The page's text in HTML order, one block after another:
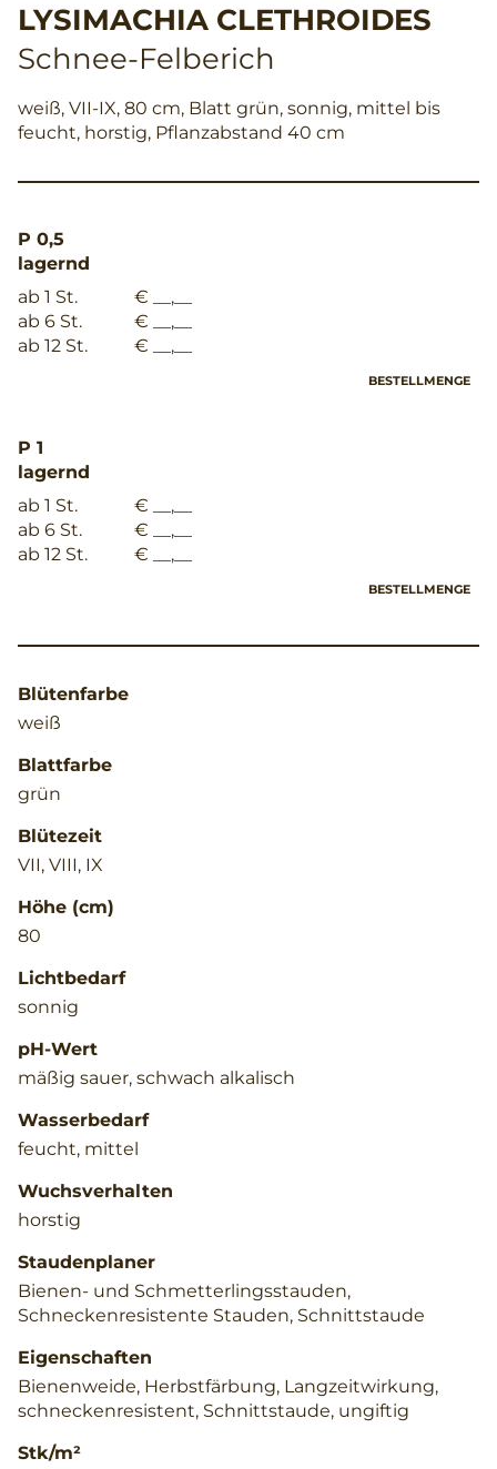
LYSIMACHIA CLETHROIDES
Schnee-Felberich
weiß, VII-IX, 80 cm, Blatt grün, sonnig, mittel bis
feucht, horstig, Pflanzabstand 40 cm
P 0,5
lagernd
ab 1 St.
€ __,__
ab 6 St.
€ __,__
ab 12 St.
€ __,__
BESTELLMENGE
P 1
lagernd
ab 1 St.
€ __,__
ab 6 St.
€ __,__
ab 12 St.
€ __,__
BESTELLMENGE
Blütenfarbe
weiß
Blattfarbe
grün
Blütezeit
VII, VIII, IX
Höhe (cm)
80
Lichtbedarf
sonnig
pH-Wert
mäßig sauer, schwach alkalisch
Wasserbedarf
feucht, mittel
Wuchsverhalten
horstig
Staudenplaner
Bienen- und Schmetterlingsstauden,
Schneckenresistente Stauden, Schnittstaude
Eigenschaften
Bienenweide, Herbstfärbung, Langzeitwirkung,
schneckenresistent, Schnittstaude, ungiftig
Stk/m²